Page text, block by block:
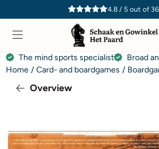
Cookie preferences are currently
4.8 / 5out of
The mind sports specialist Broad
Home / Card- and boardgames /
Overview